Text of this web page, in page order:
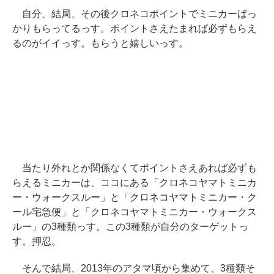
自分、結局、その後クロネコポイントでミニカーばっ
かりもらってるっす。ポイントさえたまれば必ずもらえ
るのがイイっす。もらうと嬉しいっす。
当たり外れとか関係なくてポイントさえあれば必ずも
らえるミニカーは、
ココ にある「クロネコヤマトミニカ
ー・ウォークスルー」と「クロネコヤマトミニカー・ク
ール宅急便」と「クロネコヤマトミニカー・ウォークス
ルー」の3種類っす。この3種類が自分のターゲットっ
す。押忍。
そんで結局、2013年のアタマ頃から集めて、3種類そ